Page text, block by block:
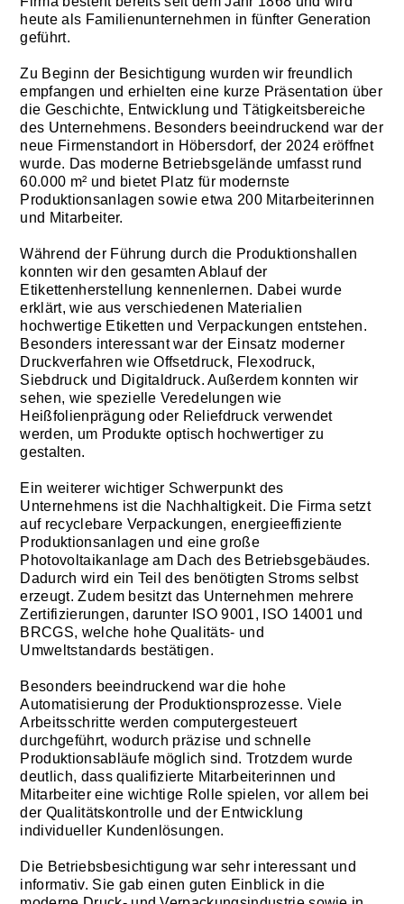
heute als Familienunternehmen in fünfter Generation
geführt.
Zu Beginn der Besichtigung wurden wir freundlich
empfangen und erhielten eine kurze Präsentation über
die Geschichte, Entwicklung und Tätigkeitsbereiche
des Unternehmens. Besonders beeindruckend war der
neue Firmenstandort in Höbersdorf, der 2024 eröffnet
wurde. Das moderne Betriebsgelände umfasst rund
60.000 m² und bietet Platz für modernste
Produktionsanlagen sowie etwa 200 Mitarbeiterinnen
und Mitarbeiter.
Während der Führung durch die Produktionshallen
konnten wir den gesamten Ablauf der
Etikettenherstellung kennenlernen. Dabei wurde
erklärt, wie aus verschiedenen Materialien
hochwertige Etiketten und Verpackungen entstehen.
Besonders interessant war der Einsatz moderner
Druckverfahren wie Offsetdruck, Flexodruck,
Siebdruck und Digitaldruck. Außerdem konnten wir
sehen, wie spezielle Veredelungen wie
Heißfolienprägung oder Reliefdruck verwendet
werden, um Produkte optisch hochwertiger zu
gestalten.
Ein weiterer wichtiger Schwerpunkt des
Unternehmens ist die Nachhaltigkeit. Die Firma setzt
auf recyclebare Verpackungen, energieeffiziente
Produktionsanlagen und eine große
Photovoltaikanlage am Dach des Betriebsgebäudes.
Dadurch wird ein Teil des benötigten Stroms selbst
erzeugt. Zudem besitzt das Unternehmen mehrere
Zertifizierungen, darunter ISO 9001, ISO 14001 und
BRCGS, welche hohe Qualitäts- und
Umweltstandards bestätigen.
Besonders beeindruckend war die hohe
Automatisierung der Produktionsprozesse. Viele
Arbeitsschritte werden computergesteuert
durchgeführt, wodurch präzise und schnelle
Produktionsabläufe möglich sind. Trotzdem wurde
deutlich, dass qualifizierte Mitarbeiterinnen und
Mitarbeiter eine wichtige Rolle spielen, vor allem bei
der Qualitätskontrolle und der Entwicklung
individueller Kundenlösungen.
Die Betriebsbesichtigung war sehr interessant und
informativ. Sie gab einen guten Einblick in die